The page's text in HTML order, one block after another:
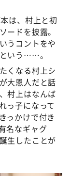
は、村上と初
ードを披露。
うコントをや
いう……。
くなる村上シ
大恩人だと話
村上はなんば
っ子になって
っかけで付き
名なギャグ
生したことが